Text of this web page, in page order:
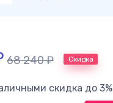
68 240₽ Скидка
скидка до 3%